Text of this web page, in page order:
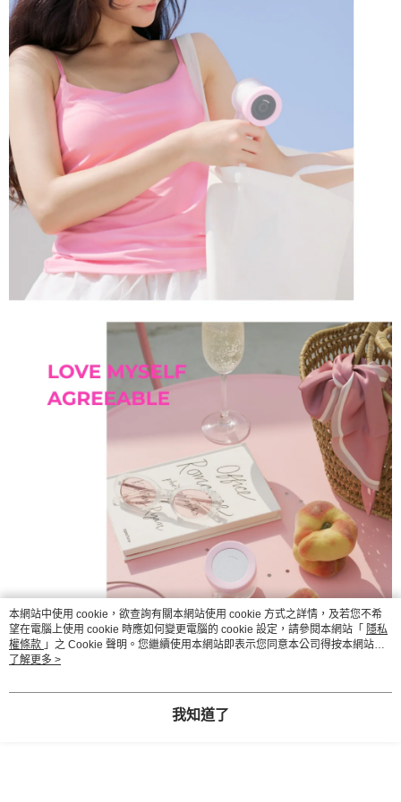
本網站中使用 cookie，欲查詢有關本網站使用 cookie 方式之詳情，及若您不希
望在電腦上使用 cookie 時應如何變更電腦的 cookie 設定，請參閱本網站「 隱私
權條款 」之 Cookie 聲明。您繼續使用本網站即表示您同意本公司得按本網站使
用條款之 Cookie 聲明使用 cookie。
了解更多 >
我知道了